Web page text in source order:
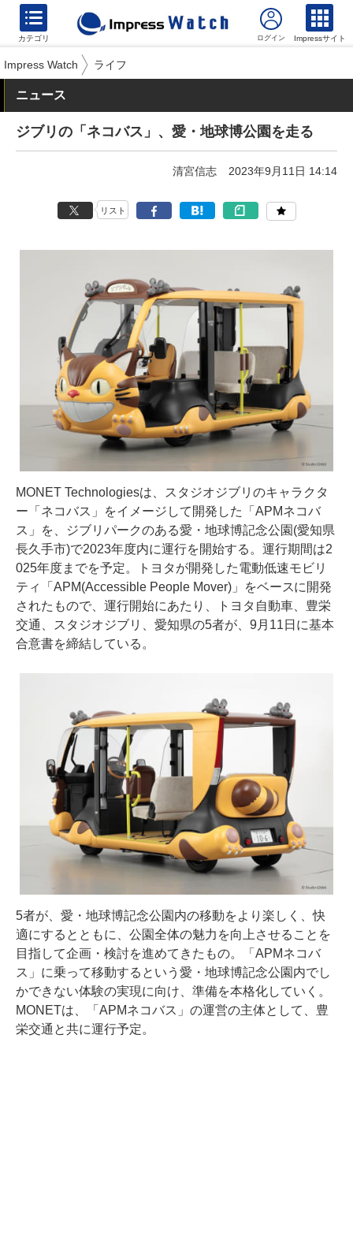
カテゴリ Impressサイト
Impress Watch ライフ
ニュース
ジブリの「ネコバス」、愛・地球博公園を走る
清宮信志 2023年9月11日 14:14
リスト
MONET Technologiesは、スタジオジブリのキャラクタ
ー「ネコバス」をイメージして開発した「APMネコバ
ス」を、ジブリパークのある愛・地球博記念公園(愛知県
長久手市)で2023年度内に運行を開始する。運行期間は2
025年度までを予定。トヨタが開発した電動低速モビリ
ティ「APM(Accessible People Mover)」をベースに開発
されたもので、運行開始にあたり、トヨタ自動車、豊栄
交通、スタジオジブリ、愛知県の5者が、9月11日に基本
合意書を締結している。
5者が、愛・地球博記念公園内の移動をより楽しく、快
適にするとともに、公園全体の魅力を向上させることを
目指して企画・検討を進めてきたもの。「APMネコバ
ス」に乗って移動するという愛・地球博記念公園内でし
かできない体験の実現に向け、準備を本格化していく。
MONETは、「APMネコバス」の運営の主体として、豊
栄交通と共に運行予定。